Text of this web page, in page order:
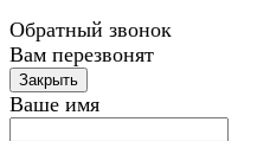
Обратный звонок
Вам перезвонят
Ваше имя